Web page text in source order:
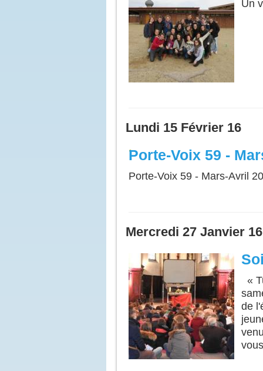
Un
Lundi 15 Février 16
Porte-Voix 59 -
Porte-Voix 59 - Mars-Avril
Mercredi 27 Janvier 16
«
de